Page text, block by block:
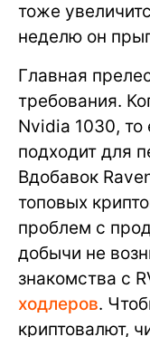
тоже
неделю он
Главная
требования.
Nvidia 1030, то
подходит для
Вдобавок
топовых
проблем с
добычи не
знакомства с
ходлеров.
криптовалют,